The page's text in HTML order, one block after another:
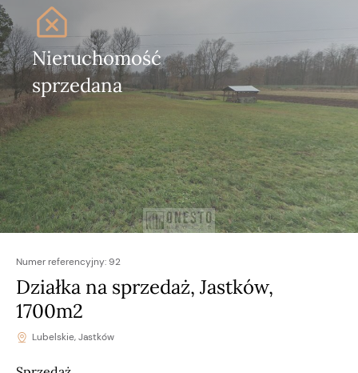
Nieruchomość
sprzedana
Numer referencyjny:92
Działka na sprzedaż, Jastków,
1700m2
Lubelskie, Jastków